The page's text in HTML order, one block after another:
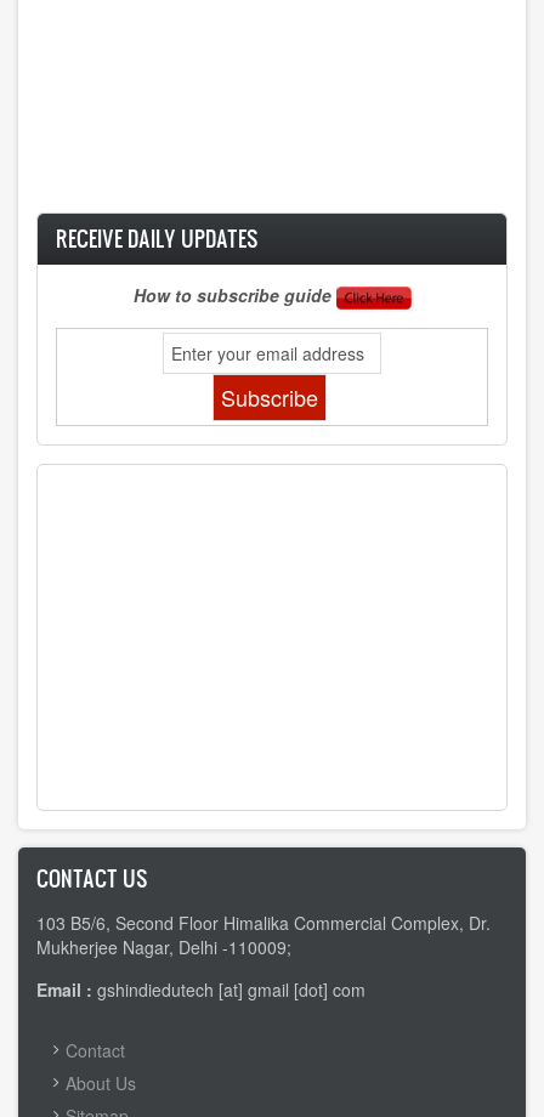
RECEIVE DAILY UPDATES
How to subscribe guide
CONTACT US
103 B5/6, Second Floor Himalika Commercial Complex, Dr.
Mukherjee Nagar, Delhi -110009;
Email : gshindiedutech [at] gmail [dot] com
FOOTER
MENU
Contact
About Us